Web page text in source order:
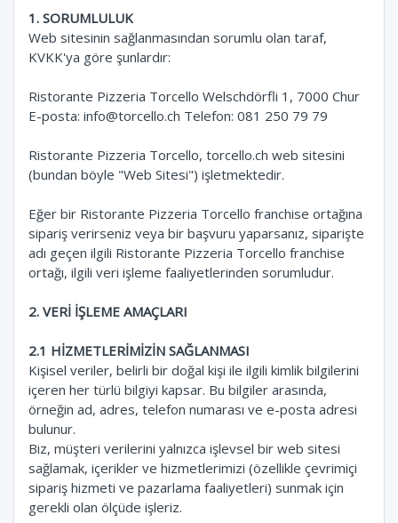
1. SORUMLULUK
Web sitesinin sağlanmasından sorumlu olan taraf,
KVKK'ya göre şunlardır:
Ristorante Pizzeria Torcello Welschdörfli 1, 7000 Chur
E-posta: info@torcello.ch Telefon: 081 250 79 79
Ristorante Pizzeria Torcello, torcello.ch web sitesini
(bundan böyle "Web Sitesi") işletmektedir.
Eğer bir Ristorante Pizzeria Torcello franchise ortağına
sipariş verirseniz veya bir başvuru yaparsanız, siparişte
adı geçen ilgili Ristorante Pizzeria Torcello franchise
ortağı, ilgili veri işleme faaliyetlerinden sorumludur.
2. VERİ İŞLEME AMAÇLARI
2.1 HİZMETLERİMİZİN SAĞLANMASI
Kişisel veriler, belirli bir doğal kişi ile ilgili kimlik bilgilerini
içeren her türlü bilgiyi kapsar. Bu bilgiler arasında,
örneğin ad, adres, telefon numarası ve e-posta adresi
bulunur.
Biz, müşteri verilerini yalnızca işlevsel bir web sitesi
sağlamak, içerikler ve hizmetlerimizi (özellikle çevrimiçi
sipariş hizmeti ve pazarlama faaliyetleri) sunmak için
gerekli olan ölçüde işleriz.